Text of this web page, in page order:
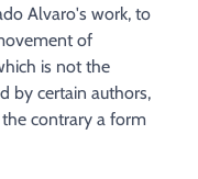
Alvaro's work, to
of
is not the
by certain authors,
the contrary a form